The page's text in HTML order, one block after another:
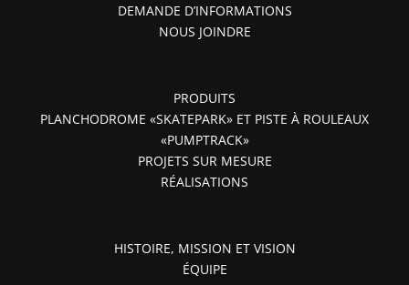
DEMANDE D’INFORMATIONS
NOUS JOINDRE
PRODUITS
PLANCHODROME «SKATEPARK» ET PISTE À ROULEAUX
«PUMPTRACK»
PROJETS SUR MESURE
RÉALISATIONS
HISTOIRE, MISSION ET VISION
ÉQUIPE